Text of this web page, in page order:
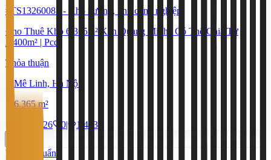
#TS13260085 -
Kho xưởng, khu công nghiệp
Cho Thuê Kho 6.365m² Kcn Quang Minh | Có Thể Chia Từ
1.400m² | Pccc
Thỏa thuận
Mê Linh, Hà Nội
6.365 m²
14/7/2026
0| 1.413
Tiêu chuẩn